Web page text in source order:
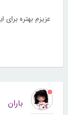
عزیزم بهتره
باران